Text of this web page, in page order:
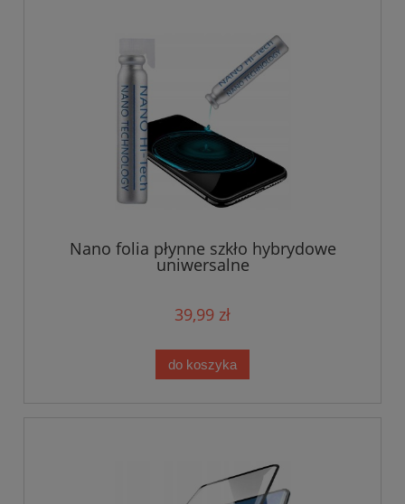
Nano folia płynne szkło hybrydowe
uniwersalne
39,99 zł
do koszyka